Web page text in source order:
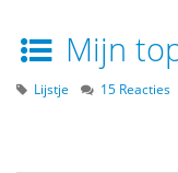
Mijn
Lijstje 15 Reacties